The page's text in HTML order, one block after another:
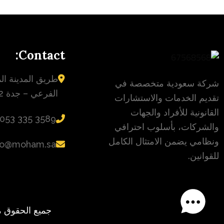
شركة سعودية متخصصة في
تقديم الخدمات والاستشارات
القانونية للأفراد والجهات
والشركات، بأسلوب احترافي
ونظامي يضمن الامتثال الكامل
للقوانين.
Contact:
طريق المدينة
الفرعي – جدة 23432
‪053 335 3589‬
جميع الحقوق محفوظة ©